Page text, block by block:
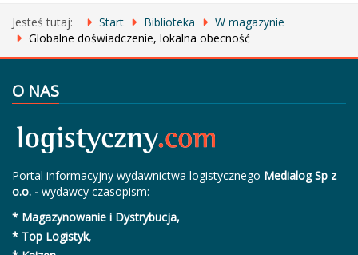
Jesteś tutaj: Start Biblioteka
W magazynie
Globalne doświadczenie, lokalna obecność
O NAS
Portal informacyjny wydawnictwa logistycznego Medialog Sp z
o.o. - wydawcy czasopism:
* Magazynowanie i Dystrybucja,
* Top Logistyk,